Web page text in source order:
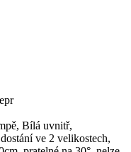
Bílá uvnitř,
ve 2 velikostech,